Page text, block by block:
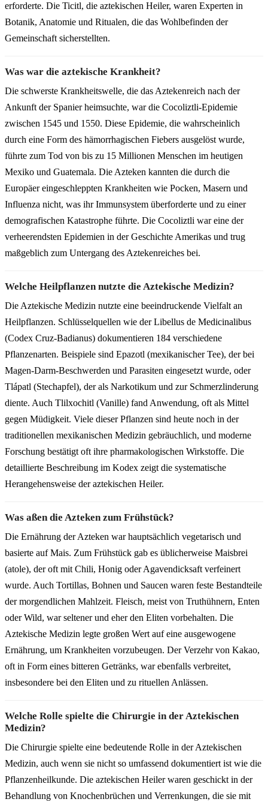
erforderte. Die Ticitl, die aztekischen Heiler, waren Experten in
Botanik, Anatomie und Ritualen, die das Wohlbefinden der
Gemeinschaft sicherstellten.
Was war die aztekische Krankheit?
Die schwerste Krankheitswelle, die das Aztekenreich nach der
Ankunft der Spanier heimsuchte, war die Cocoliztli-Epidemie
zwischen 1545 und 1550. Diese Epidemie, die wahrscheinlich
durch eine Form des hämorrhagischen Fiebers ausgelöst wurde,
führte zum Tod von bis zu 15 Millionen Menschen im heutigen
Mexiko und Guatemala. Die Azteken kannten die durch die
Europäer eingeschleppten Krankheiten wie Pocken, Masern und
Influenza nicht, was ihr Immunsystem überforderte und zu einer
demografischen Katastrophe führte. Die Cocoliztli war eine der
verheerendsten Epidemien in der Geschichte Amerikas und trug
maßgeblich zum Untergang des Aztekenreiches bei.
Welche Heilpflanzen nutzte die Aztekische Medizin?
Die Aztekische Medizin nutzte eine beeindruckende Vielfalt an
Heilpflanzen. Schlüsselquellen wie der Libellus de Medicinalibus
(Codex Cruz-Badianus) dokumentieren 184 verschiedene
Pflanzenarten. Beispiele sind Epazotl (mexikanischer Tee), der bei
Magen-Darm-Beschwerden und Parasiten eingesetzt wurde, oder
Tlápatl (Stechapfel), der als Narkotikum und zur Schmerzlinderung
diente. Auch Tlilxochitl (Vanille) fand Anwendung, oft als Mittel
gegen Müdigkeit. Viele dieser Pflanzen sind heute noch in der
traditionellen mexikanischen Medizin gebräuchlich, und moderne
Forschung bestätigt oft ihre pharmakologischen Wirkstoffe. Die
detaillierte Beschreibung im Kodex zeigt die systematische
Herangehensweise der aztekischen Heiler.
Was aßen die Azteken zum Frühstück?
Die Ernährung der Azteken war hauptsächlich vegetarisch und
basierte auf Mais. Zum Frühstück gab es üblicherweise Maisbrei
(atole), der oft mit Chili, Honig oder Agavendicksaft verfeinert
wurde. Auch Tortillas, Bohnen und Saucen waren feste Bestandteile
der morgendlichen Mahlzeit. Fleisch, meist von Truthühnern, Enten
oder Wild, war seltener und eher den Eliten vorbehalten. Die
Aztekische Medizin legte großen Wert auf eine ausgewogene
Ernährung, um Krankheiten vorzubeugen. Der Verzehr von Kakao,
oft in Form eines bitteren Getränks, war ebenfalls verbreitet,
insbesondere bei den Eliten und zu rituellen Anlässen.
Welche Rolle spielte die Chirurgie in der Aztekischen
Medizin?
Die Chirurgie spielte eine bedeutende Rolle in der Aztekischen
Medizin, auch wenn sie nicht so umfassend dokumentiert ist wie die
Pflanzenheilkunde. Die aztekischen Heiler waren geschickt in der
Behandlung von Knochenbrüchen und Verrenkungen, die sie mit